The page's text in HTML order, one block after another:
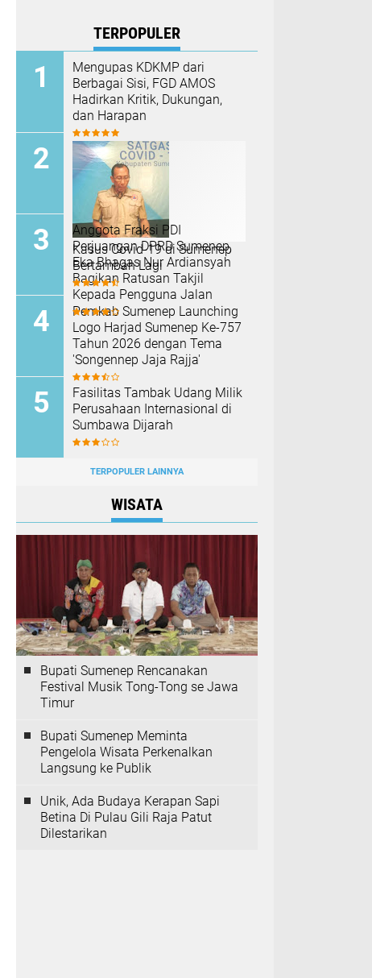
TERPOPULER
Mengupas KDKMP dari
Berbagai Sisi, FGD AMOS
Hadirkan Kritik, Dukungan,
dan Harapan
Kasus Covid-19 di Sumenep
Bertambah Lagi
Anggota Fraksi PDI
Perjuangan DPRD Sumenep,
Eka Bhagas Nur Ardiansyah
Bagikan Ratusan Takjil
Kepada Pengguna Jalan
Pemkab Sumenep Launching
Logo Harjad Sumenep Ke-757
Tahun 2026 dengan Tema
'Songennep Jaja Rajja'
Fasilitas Tambak Udang Milik
Perusahaan Internasional di
Sumbawa Dijarah
TERPOPULER LAINNYA
WISATA
Bupati Sumenep Rencanakan
Festival Musik Tong-Tong se Jawa
Timur
Bupati Sumenep Meminta
Pengelola Wisata Perkenalkan
Langsung ke Publik
Unik, Ada Budaya Kerapan Sapi
Betina Di Pulau Gili Raja Patut
Dilestarikan